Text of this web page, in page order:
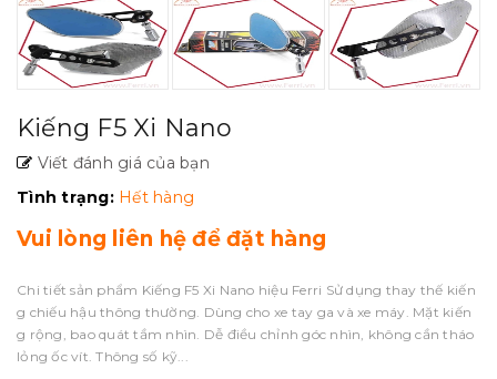
Kiếng F5 Xi Nano
Viết đánh giá của bạn
Tình trạng: Hết hàng
Vui lòng liên hệ để đặt hàng
Chi tiết sản phẩm Kiếng F5 Xi Nano hiệu Ferri Sử dụng thay thế kiến
g chiếu hậu thông thường. Dùng cho xe tay ga và xe máy. Mặt kiến
g rộng, bao quát tầm nhìn. Dễ điều chỉnh góc nhìn, không cần tháo
lỏng ốc vít. Thông số kỹ...